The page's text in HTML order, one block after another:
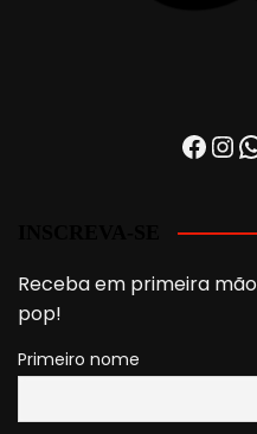
Receba em primeira
pop!
Primeiro nome